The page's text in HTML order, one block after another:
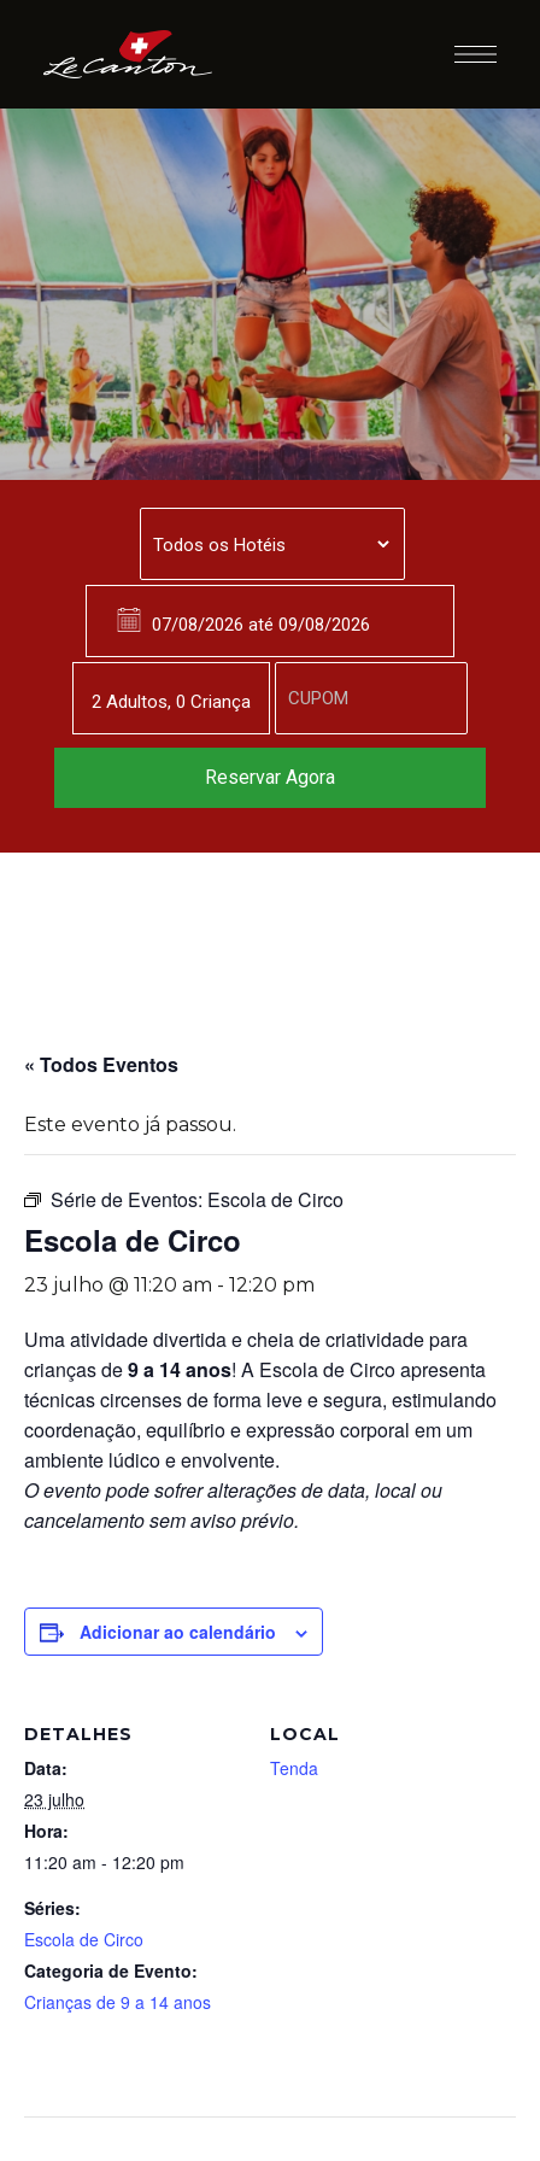
Escola de Circo
« Todos Eventos
Este evento já passou.
Série de Eventos: Escola de Circo
Escola de Circo
23 julho @ 11:20 am - 12:20 pm
Uma atividade divertida e cheia de criatividade para
crianças de9 a 14 anos! A Escola de Circo apresenta
técnicas circenses de forma leve e segura, estimulando
coordenação, equilíbrio e expressão corporal em um
ambiente lúdico e envolvente.
O evento pode sofrer alterações de data, local ou
cancelamento sem aviso prévio.
Adicionar ao calendário
DETALHES
Data:
23 julho
Hora:
11:20 am - 12:20 pm
Séries:
Escola de Circo
Categoria de Evento:
Crianças de 9 a 14 anos
LOCAL
Tenda
2 Adultos, 0 Criança
Reserve agora, com
Reservar Agora